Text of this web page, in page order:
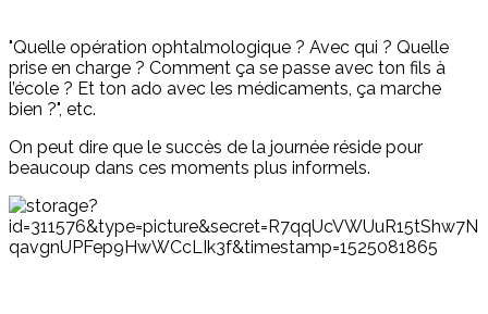
"Quelle opération ophtalmologique ? Avec qui ? Quelle
prise en charge ? Comment ça se passe avec ton fils à
l’école ? Et ton ado avec les médicaments, ça marche
bien ?", etc.
On peut dire que le succès de la journée réside pour
beaucoup dans ces moments plus informels.